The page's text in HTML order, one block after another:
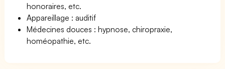
honoraires, etc.
Appareillage : auditif
Médecines douces : hypnose, chiropraxie,
homéopathie, etc.